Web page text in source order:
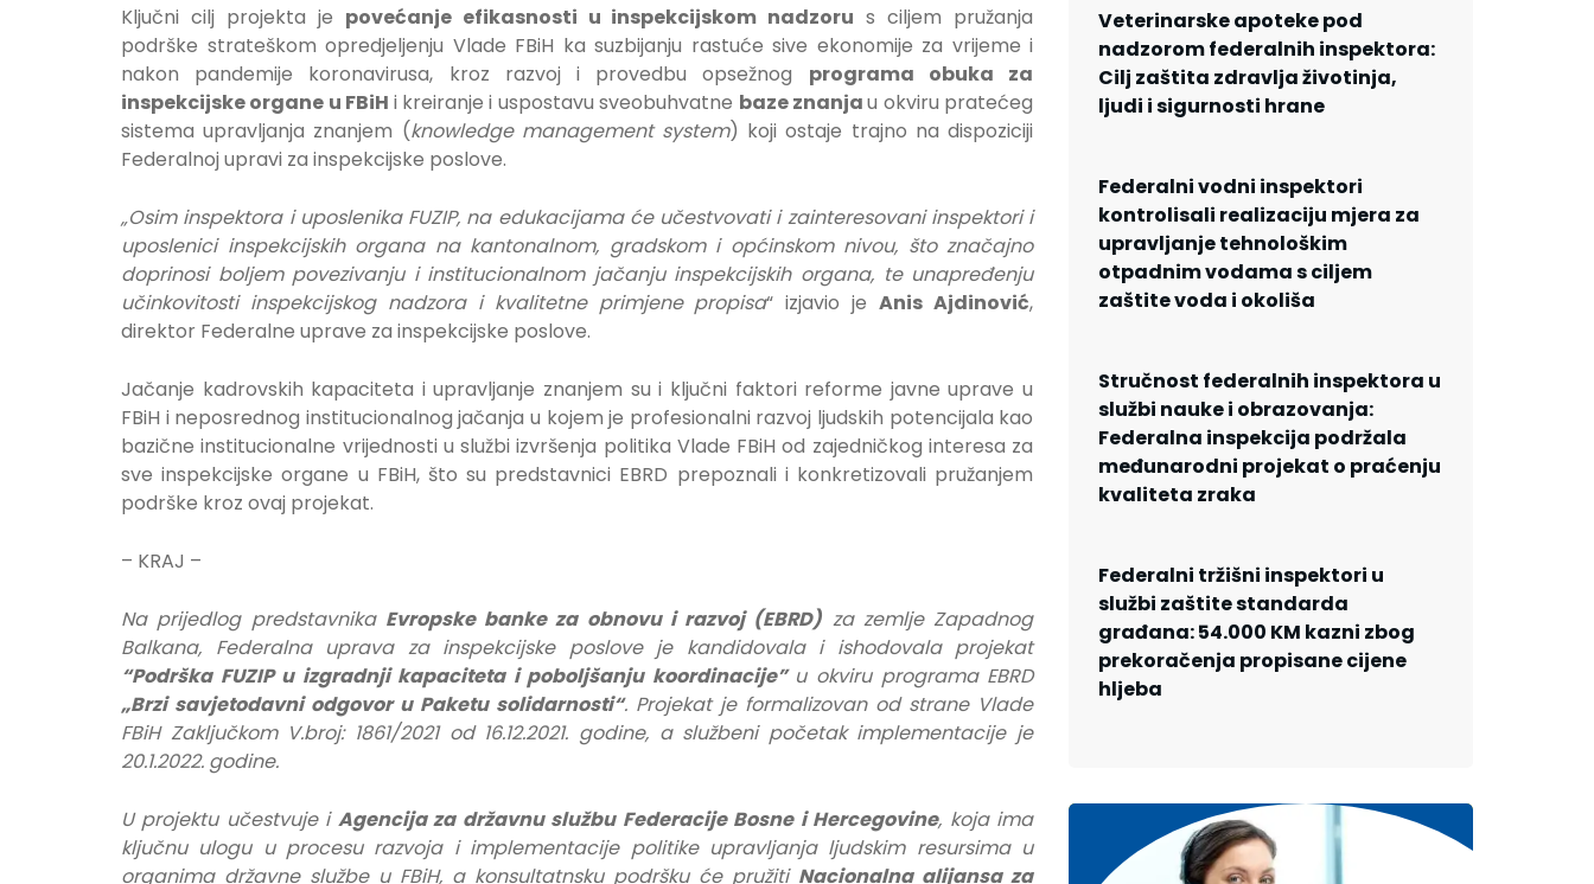
Ključni cilj projekta je povećanje efikasnosti u inspekcijskom nadzoru s ciljem pružanja
podrške strateškom opredjeljenju Vlade FBiH ka suzbijanju rastuće sive ekonomije za vrijeme i
nakon pandemije koronavirusa, kroz razvoj i provedbu opsežnog programa obuka za
inspekcijske organe u FBiH i kreiranje i uspostavu sveobuhvatne baze znanjau okviru pratećeg
sistema upravljanja znanjem (knowledge management system) koji ostaje trajno na dispoziciji
Federalnoj upravi za inspekcijske poslove.
„Osim inspektora i uposlenika FUZIP, na edukacijama će učestvovati i zainteresovani inspektori i
uposlenici inspekcijskih organa na kantonalnom, gradskom i općinskom nivou, što značajno
doprinosi boljem povezivanju i institucionalnom jačanju inspekcijskih organa, te unapređenju
učinkovitosti inspekcijskog nadzora i kvalitetne primjene propisa“ izjavio jeAnis Ajdinović,
direktor Federalne uprave za inspekcijske poslove.
Jačanje kadrovskih kapaciteta i upravljanje znanjem su i ključni faktori reforme javne uprave u
FBiH i neposrednog institucionalnog jačanja u kojem je profesionalni razvoj ljudskih potencijala kao
bazične institucionalne vrijednosti u službi izvršenja politika Vlade FBiH od zajedničkog interesa za
sve inspekcijske organe u FBiH, što su predstavnici EBRD prepoznali i konkretizovali pružanjem
podrške kroz ovaj projekat.
– KRAJ –
Na prijedlog predstavnika Evropske banke za obnovu i razvoj (EBRD) za zemlje Zapadnog
Balkana, Federalna uprava za inspekcijske poslove je kandidovala i ishodovala projekat
“Podrška FUZIP u izgradnji kapaciteta i poboljšanju koordinacije” u okviru programa EBRD
„Brzi savjetodavni odgovor u Paketu solidarnosti“. Projekat je formalizovan od strane Vlade
FBiH Zaključkom V.broj: 1861/2021 od 16.12.2021. godine, a službeni početak implementacije je
20.1.2022. godine.
U projektu učestvuje i Agencija za državnu službu Federacije Bosne i Hercegovine, koja ima
ključnu ulogu u procesu razvoja i implementacije politike upravljanja ljudskim resursima u
organima državne službe u FBiH, a konsultatnsku podršku će pružiti Nacionalna alijansa za
Veterinarske apoteke pod
nadzorom federalnih inspektora:
Cilj zaštita zdravlja životinja,
ljudi i sigurnosti hrane
Federalni vodni inspektori
kontrolisali realizaciju mjera za
upravljanje tehnološkim
otpadnim vodama s ciljem
zaštite voda i okoliša
Stručnost federalnih inspektora u
službi nauke i obrazovanja:
Federalna inspekcija podržala
međunarodni projekat o praćenju
kvaliteta zraka
Federalni tržišni inspektori u
službi zaštite standarda
građana: 54.000 KM kazni zbog
prekoračenja propisane cijene
hljeba